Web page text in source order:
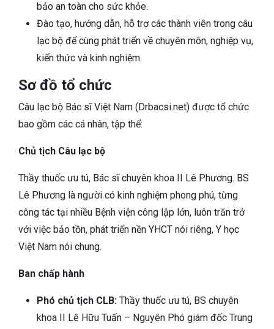
bảo an toàn cho sức khỏe.
Đào tạo, hướng dẫn, hỗ trợ các thành viên trong câu
lạc bộ để cùng phát triển về chuyên môn, nghiệp vụ,
kiến thức và kinh nghiệm.
Sơ đồ tổ chức
Câu lạc bộ Bác sĩ Việt Nam (Drbacsi.net) được tổ chức
bao gồm các cá nhân, tập thể:
Chủ tịch Câu lạc bộ
Thầy thuốc ưu tú, Bác sĩ chuyên khoa II Lê Phương. BS
Lê Phương là người có kinh nghiệm phong phú, từng
công tác tại nhiều Bệnh viện công lập lớn, luôn trăn trở
với việc bảo tồn, phát triển nền YHCT nói riêng, Y học
Việt Nam nói chung.
Ban chấp hành
Phó chủ tịch CLB: Thầy thuốc ưu tú, BS chuyên
khoa II Lê Hữu Tuấn – Nguyên Phó giám đốc Trung